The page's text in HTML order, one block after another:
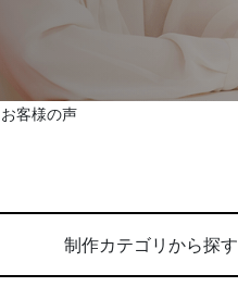
認証取得
ホームページ制作・運営
ランディングページ制作
Web分析・改善・コンサルティング
インターネット広告代行
お客様の声
制作カテゴリから探す